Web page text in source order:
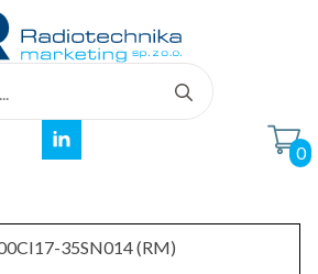
for:
0
35SN014 (RM)